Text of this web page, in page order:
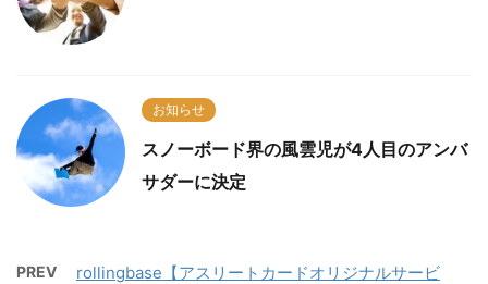
お知らせ
スノーボード界の風雲児が4人目のアンバ
サダーに決定
PREV
rollingbase【アスリートカードオリジナルサービ